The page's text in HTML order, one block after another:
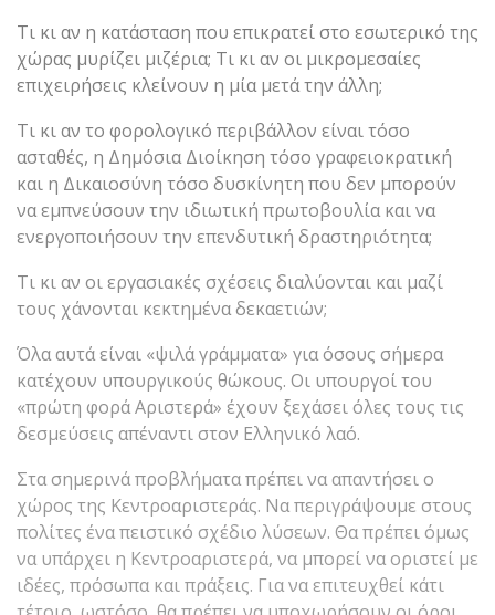
Τι κι αν η κατάσταση που επικρατεί στο εσωτερικό της
χώρας μυρίζει μιζέρια; Τι κι αν οι μικρομεσαίες
επιχειρήσεις κλείνουν η μία μετά την άλλη;
Τι κι αν το φορολογικό περιβάλλον είναι τόσο
ασταθές, η Δημόσια Διοίκηση τόσο γραφειοκρατική
και η Δικαιοσύνη τόσο δυσκίνητη που δεν μπορούν
να εμπνεύσουν την ιδιωτική πρωτοβουλία και να
ενεργοποιήσουν την επενδυτική δραστηριότητα;
Τι κι αν οι εργασιακές σχέσεις διαλύονται και μαζί
τους χάνονται κεκτημένα δεκαετιών;
Όλα αυτά είναι «ψιλά γράμματα» για όσους σήμερα
κατέχουν υπουργικούς θώκους. Οι υπουργοί του
«πρώτη φορά Αριστερά» έχουν ξεχάσει όλες τους τις
δεσμεύσεις απέναντι στον Ελληνικό λαό.
Στα σημερινά προβλήματα πρέπει να απαντήσει ο
χώρος της Κεντροαριστεράς. Να περιγράψουμε στους
πολίτες ένα πειστικό σχέδιο λύσεων. Θα πρέπει όμως
να υπάρχει η Κεντροαριστερά, να μπορεί να οριστεί με
ιδέες, πρόσωπα και πράξεις. Για να επιτευχθεί κάτι